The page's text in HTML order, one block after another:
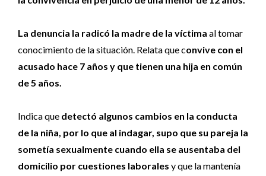
La denuncia la radicó la madre de la víctima al tomar
conocimiento de la situación. Relata que convive con el
acusado hace 7 años y que tienen una hija en común
de 5 años.
Indica que detectó algunos cambios en la conducta
de la niña, por lo que al indagar, supo que su pareja la
sometía sexualmente cuando ella se ausentaba del
domicilio por cuestiones laborales y que la mantenía